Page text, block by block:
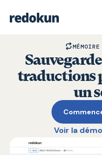
traductions
un
Voir la